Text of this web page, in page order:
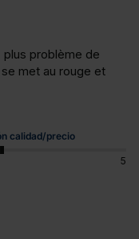
problème de
met au rouge et
calidad/precio
5